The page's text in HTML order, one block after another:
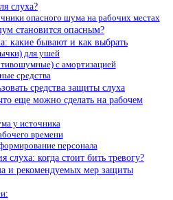
слуха?
опасного шума на рабочих местах
становится опасным?
какие бывают и как выбрать
для ушей
с амортизацией
средства
средства защиты слуха
еще можно сделать на рабочем
у источника
времени
персонала
когда стоит бить тревогу?
и рекомендуемых мер защиты